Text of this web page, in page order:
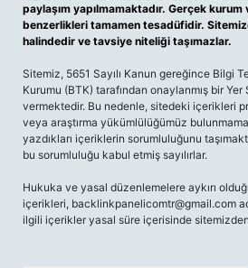
paylaşım yapılmamaktadır. Gerçek
benzerlikleri tamamen tesadüfidir.
halindedir ve tavsiye niteliği taşımazlar.
Sitemiz, 5651 Sayılı Kanun gereğince Bilgi
Kurumu (BTK) tarafından onaylanmış bir
vermektedir. Bu nedenle, sitedeki içerikleri
veya araştırma yükümlülüğümüz
yazdıkları içeriklerin sorumluluğunu
bu sorumluluğu kabul etmiş sayılırlar.
Hukuka ve yasal düzenlemelere aykırı
içerikleri, backlinkpanelicomtr@gmail.com
ilgili içerikler yasal süre içerisinde sitemizden